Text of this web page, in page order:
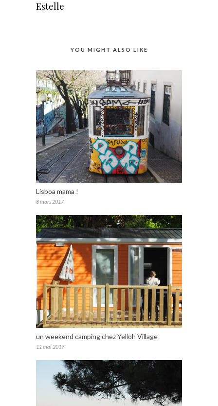
Estelle
YOU MIGHT ALSO LIKE
Lisboa mama !
8 mars 2017
un weekend camping chez Yelloh Village
11 mai 2017